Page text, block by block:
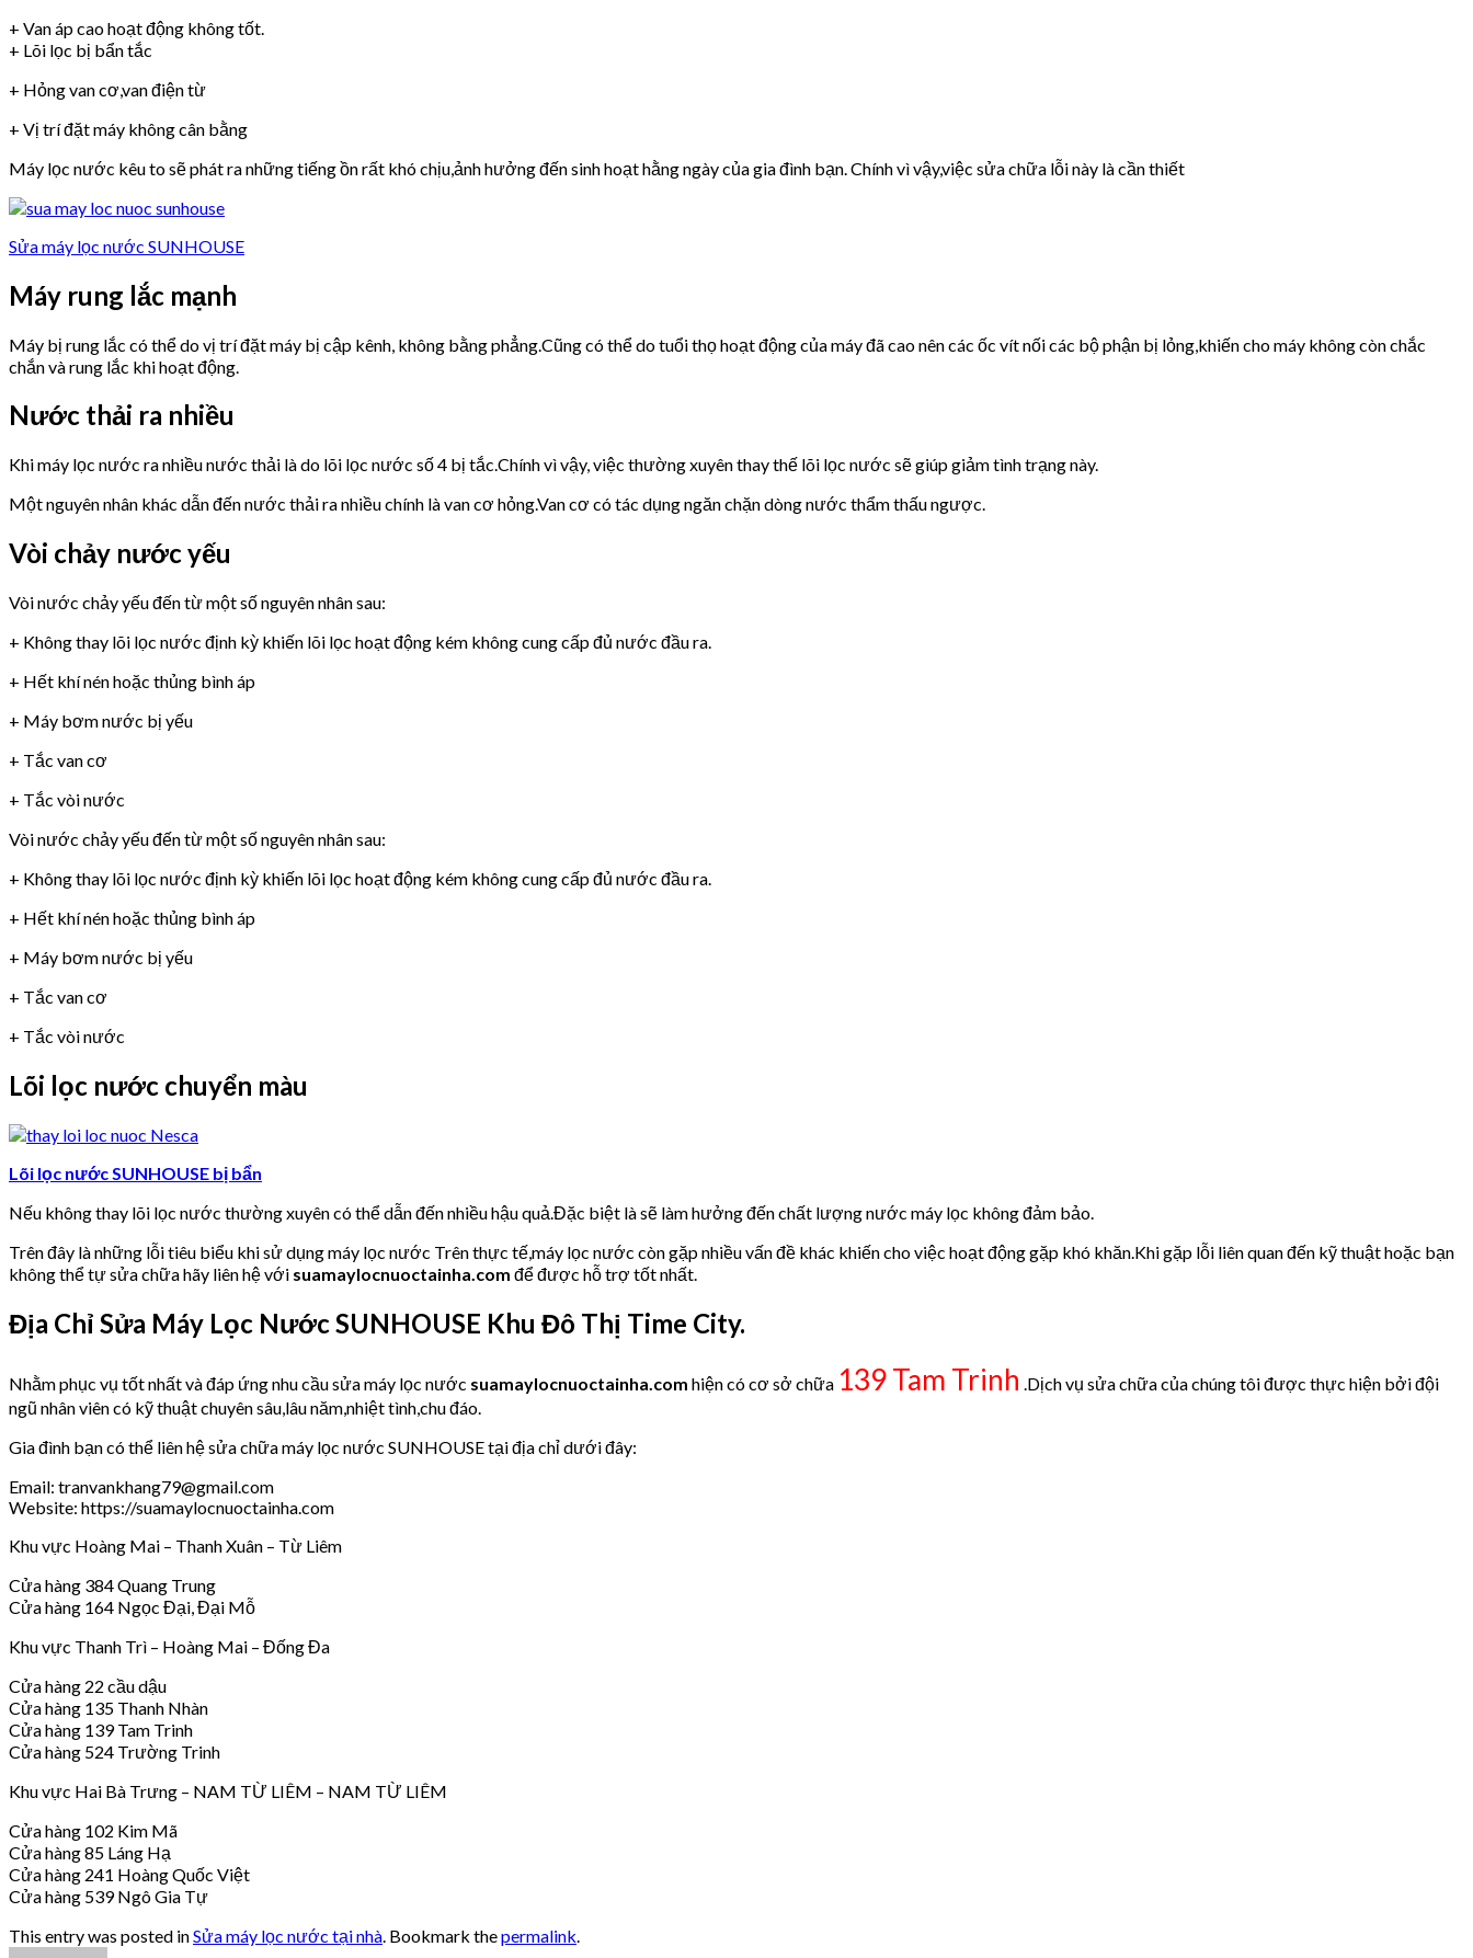
+ Van áp cao hoạt động không tốt.
+ Lõi lọc bị bẩn tắc
+ Hỏng van cơ,van điện từ
+ Vị trí đặt máy không cân bằng
Máy lọc nước kêu to sẽ phát ra những tiếng ồn rất khó chịu,ảnh hưởng đến sinh hoạt hằng ngày của gia đình bạn. Chính vì vậy,việc sửa chữa lỗi này là cần thiết
Sửa máy lọc nước SUNHOUSE
Máy rung lắc mạnh
Máy bị rung lắc có thể do vị trí đặt máy bị cập kênh, không bằng phẳng.Cũng có thể do tuổi thọ hoạt động của máy đã cao nên các ốc vít nối các bộ phận bị lỏng,khiến cho máy không còn chắc
chắn và rung lắc khi hoạt động.
Nước thải ra nhiều
Khi máy lọc nước ra nhiều nước thải là do lõi lọc nước số 4 bị tắc.Chính vì vậy, việc thường xuyên thay thế lõi lọc nước sẽ giúp giảm tình trạng này.
Một nguyên nhân khác dẫn đến nước thải ra nhiều chính là van cơ hỏng.Van cơ có tác dụng ngăn chặn dòng nước thẩm thấu ngược.
Vòi chảy nước yếu
Vòi nước chảy yếu đến từ một số nguyên nhân sau:
+ Không thay lõi lọc nước định kỳ khiến lõi lọc hoạt động kém không cung cấp đủ nước đầu ra.
+ Hết khí nén hoặc thủng bình áp
+ Máy bơm nước bị yếu
+ Tắc van cơ
+ Tắc vòi nước
Vòi nước chảy yếu đến từ một số nguyên nhân sau:
+ Không thay lõi lọc nước định kỳ khiến lõi lọc hoạt động kém không cung cấp đủ nước đầu ra.
+ Hết khí nén hoặc thủng bình áp
+ Máy bơm nước bị yếu
+ Tắc van cơ
+ Tắc vòi nước
Lõi lọc nước chuyển màu
Lõi lọc nước SUNHOUSE bị bẩn
Nếu không thay lõi lọc nước thường xuyên có thể dẫn đến nhiều hậu quả.Đặc biệt là sẽ làm hưởng đến chất lượng nước máy lọc không đảm bảo.
Trên đây là những lỗi tiêu biểu khi sử dụng máy lọc nước Trên thực tế,máy lọc nước còn gặp nhiều vấn đề khác khiến cho việc hoạt động gặp khó khăn.Khi gặp lỗi liên quan đến kỹ thuật hoặc bạn
không thể tự sửa chữa hãy liên hệ với suamaylocnuoctainha.com để được hỗ trợ tốt nhất.
Địa Chỉ Sửa Máy Lọc Nước SUNHOUSE Khu Đô Thị Time City.
Nhằm phục vụ tốt nhất và đáp ứng nhu cầu sửa máy lọc nước suamaylocnuoctainha.com hiện có cơ sở chữa 139 Tam Trinh .Dịch vụ sửa chữa của chúng tôi được thực hiện bởi đội
ngũ nhân viên có kỹ thuật chuyên sâu,lâu năm,nhiệt tình,chu đáo.
Gia đình bạn có thể liên hệ sửa chữa máy lọc nước SUNHOUSE tại địa chỉ dưới đây:
Email: tranvankhang79@gmail.com
Website: https://suamaylocnuoctainha.com
Khu vực Hoàng Mai – Thanh Xuân – Từ Liêm
Cửa hàng 384 Quang Trung
Cửa hàng 164 Ngọc Đại, Đại Mỗ
Khu vực Thanh Trì – Hoàng Mai – Đống Đa
Cửa hàng 22 cầu dậu
Cửa hàng 135 Thanh Nhàn
Cửa hàng 139 Tam Trinh
Cửa hàng 524 Trường Trinh
Khu vực Hai Bà Trưng – NAM TỪ LIÊM – NAM TỪ LIÊM
Cửa hàng 102 Kim Mã
Cửa hàng 85 Láng Hạ
Cửa hàng 241 Hoàng Quốc Việt
Cửa hàng 539 Ngô Gia Tự
This entry was posted inSửa máy lọc nước tại nhà . Bookmark thepermalink